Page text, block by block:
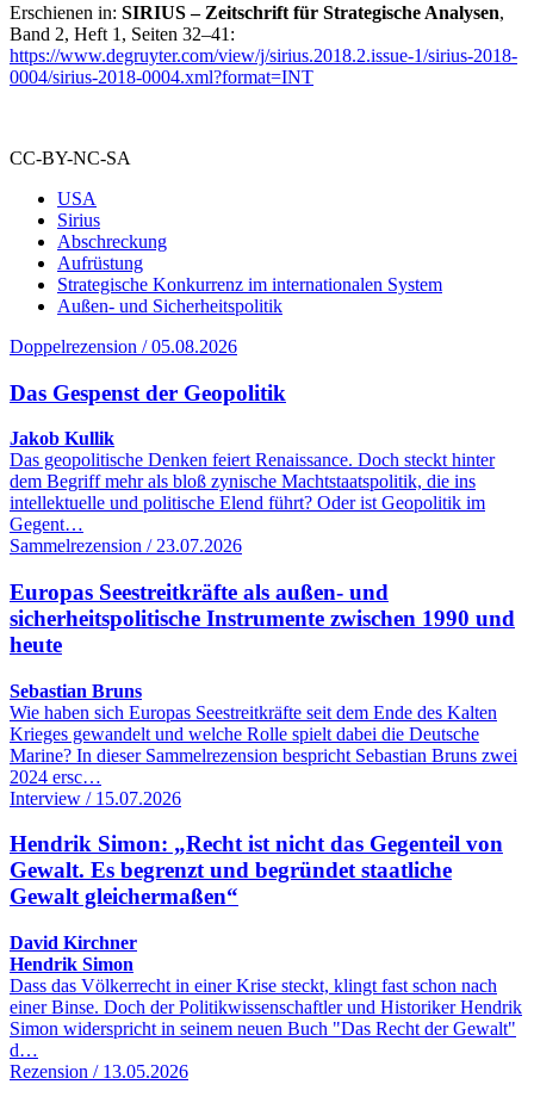
Erschienen in: SIRIUS – Zeitschrift für Strategische Analysen,
Band 2, Heft 1, Seiten 32–41:
https://www.degruyter.com/view/j/sirius.2018.2.issue-1/sirius-2018-
0004/sirius-2018-0004.xml?format=INT
CC-BY-NC-SA
USA
Sirius
Abschreckung
Aufrüstung
Strategische Konkurrenz im internationalen System
Außen- und Sicherheitspolitik
Doppelrezension / 05.08.2026
Das Gespenst der Geopolitik
Jakob Kullik
Das geopolitische Denken feiert Renaissance. Doch steckt hinter
dem Begriff mehr als bloß zynische Machtstaatspolitik, die ins
intellektuelle und politische Elend führt? Oder ist Geopolitik im
Gegent…
Sammelrezension / 23.07.2026
Europas Seestreitkräfte als außen- und
sicherheitspolitische Instrumente zwischen 1990 und
heute
Sebastian Bruns
Wie haben sich Europas Seestreitkräfte seit dem Ende des Kalten
Krieges gewandelt und welche Rolle spielt dabei die Deutsche
Marine? In dieser Sammelrezension bespricht Sebastian Bruns zwei
2024 ersc…
Interview / 15.07.2026
Hendrik Simon: „Recht ist nicht das Gegenteil von
Gewalt. Es begrenzt und begründet staatliche
Gewalt gleichermaßen“
David Kirchner
Hendrik Simon
Dass das Völkerrecht in einer Krise steckt, klingt fast schon nach
einer Binse. Doch der Politikwissenschaftler und Historiker Hendrik
Simon widerspricht in seinem neuen Buch "Das Recht der Gewalt"
d…
Rezension / 13.05.2026